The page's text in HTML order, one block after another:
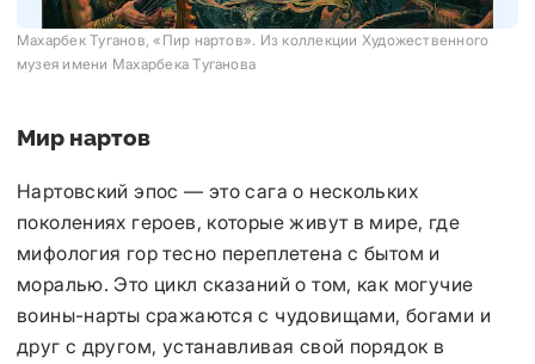
Махарбек Туганов, «Пир нартов». Из коллекции Художественного
музея имени Махарбека Туганова
Мир нартов
Нартовский эпос — это сага о нескольких
поколениях героев, которые живут в мире, где
мифология гор тесно переплетена с бытом и
моралью. Это цикл сказаний о том, как могучие
воины-нарты сражаются с чудовищами, богами и
друг с другом, устанавливая свой порядок в